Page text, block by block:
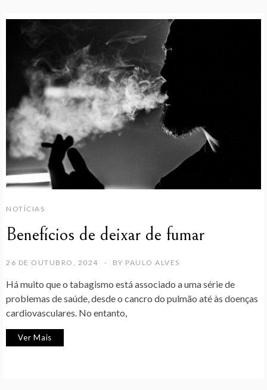
NOTÍCIAS
Benefícios de deixar de fumar
26 DE OUTUBRO, 2024 BY PAULO ALVES
Há muito que o tabagismo está associado a uma série de
problemas de saúde, desde o cancro do pulmão até às doenças
cardiovasculares. No entanto,
Ver Mais